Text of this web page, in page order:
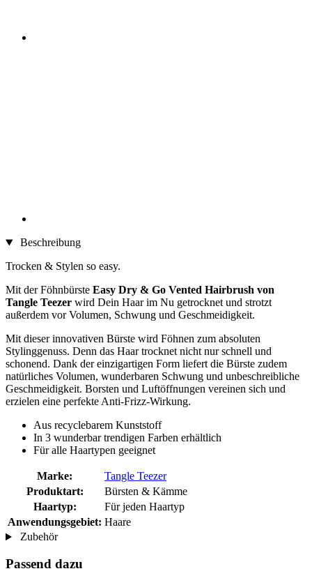
Beschreibung
Trocken & Stylen so easy.
Mit der Föhnbürste Easy Dry & Go Vented Hairbrush von
Tangle Teezer wird Dein Haar im Nu getrocknet und strotzt
außerdem vor Volumen, Schwung und Geschmeidigkeit.
Mit dieser innovativen Bürste wird Föhnen zum absoluten
Stylinggenuss. Denn das Haar trocknet nicht nur schnell und
schonend. Dank der einzigartigen Form liefert die Bürste zudem
natürliches Volumen, wunderbaren Schwung und unbeschreibliche
Geschmeidigkeit. Borsten und Luftöffnungen vereinen sich und
erzielen eine perfekte Anti-Frizz-Wirkung.
Aus recyclebarem Kunststoff
In 3 wunderbar trendigen Farben erhältlich
Für alle Haartypen geeignet
Marke:
Tangle Teezer
Produktart:
Bürsten & Kämme
Haartyp:
Für jeden Haartyp
Anwendungsgebiet: Haare
Zubehör
Passend dazu